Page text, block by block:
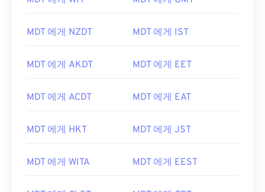
MDT 에게 NZDT MDT 에게 IST
MDT 에게 AKDT MDT 에게 EET
MDT 에게 ACDT MDT 에게 EAT
MDT 에게 HKT MDT 에게 JST
MDT 에게 WITA MDT 에게 EEST